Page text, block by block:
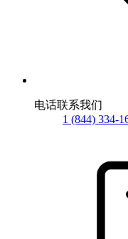
电话联系我们
1 (844) 334-